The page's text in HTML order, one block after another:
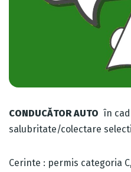
CONDUCĂTOR AUTO în
salubritate/colectare
Cerinte : permis categoria